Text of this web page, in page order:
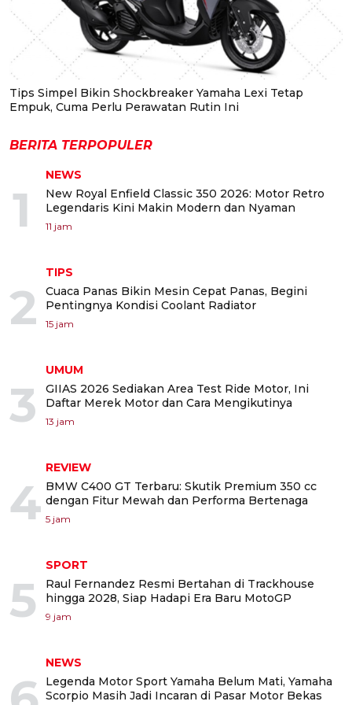
Tips Simpel Bikin Shockbreaker Yamaha Lexi Tetap
Empuk, Cuma Perlu Perawatan Rutin Ini
BERITA TERPOPULER
1
NEWS
New Royal Enfield Classic 350 2026: Motor Retro
Legendaris Kini Makin Modern dan Nyaman
11 jam
2
TIPS
Cuaca Panas Bikin Mesin Cepat Panas, Begini
Pentingnya Kondisi Coolant Radiator
15 jam
3
UMUM
GIIAS 2026 Sediakan Area Test Ride Motor, Ini
Daftar Merek Motor dan Cara Mengikutinya
13 jam
4
REVIEW
BMW C400 GT Terbaru: Skutik Premium 350 cc
dengan Fitur Mewah dan Performa Bertenaga
5 jam
5
SPORT
Raul Fernandez Resmi Bertahan di Trackhouse
hingga 2028, Siap Hadapi Era Baru MotoGP
9 jam
NEWS
Legenda Motor Sport Yamaha Belum Mati, Yamaha
Scorpio Masih Jadi Incaran di Pasar Motor Bekas